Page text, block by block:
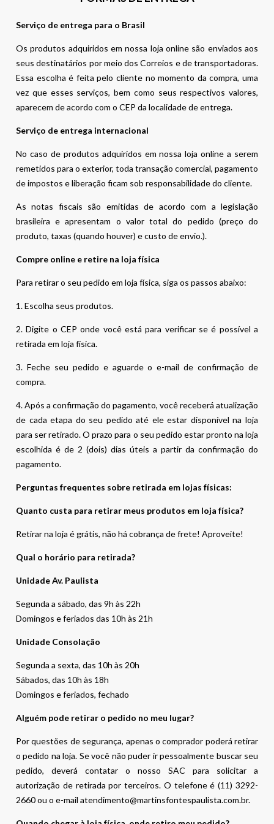
Serviço de entrega para o Brasil
Os produtos adquiridos em nossa loja online são enviados aos
seus destinatários por meio dos Correios e de transportadoras.
Essa escolha é feita pelo cliente no momento da compra, uma
vez que esses serviços, bem como seus respectivos valores,
aparecem de acordo com o CEP da localidade de entrega.
Serviço de entrega internacional
No caso de produtos adquiridos em nossa loja online a serem
remetidos para o exterior, toda transação comercial, pagamento
de impostos e liberação ficam sob responsabilidade do cliente.
As notas fiscais são emitidas de acordo com a legislação
brasileira e apresentam o valor total do pedido (preço do
produto, taxas (quando houver) e custo de envio.).
Compre online e retire na loja física
Para retirar o seu pedido em loja física, siga os passos abaixo:
1. Escolha seus produtos.
2. Digite o CEP onde você está para verificar se é possível a
retirada em loja física.
3. Feche seu pedido e aguarde o e-mail de confirmação de
compra.
4. Após a confirmação do pagamento, você receberá atualização
de cada etapa do seu pedido até ele estar disponível na loja
para ser retirado. O prazo para o seu pedido estar pronto na loja
escolhida é de 2 (dois) dias úteis a partir da confirmação do
pagamento.
Perguntas frequentes sobre retirada em lojas físicas:
Quanto custa para retirar meus produtos em loja física?
Retirar na loja é grátis, não há cobrança de frete! Aproveite!
Qual o horário para retirada?
Unidade Av. Paulista
Segunda a sábado, das 9h às 22h
Domingos e feriados das 10h às 21h
Unidade Consolação
Segunda a sexta, das 10h às 20h
Sábados, das 10h às 18h
Domingos e feriados, fechado
Alguém pode retirar o pedido no meu lugar?
Por questões de segurança, apenas o comprador poderá retirar
o pedido na loja. Se você não puder ir pessoalmente buscar seu
pedido, deverá contatar o nosso SAC para solicitar a
autorização de retirada por terceiros. O telefone é (11) 3292-
2660 ou o e-mail atendimento@martinsfontespaulista.com.br.